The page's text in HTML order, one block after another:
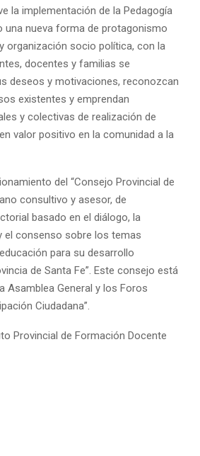
la implementación de la Pedagogía
una nueva forma de protagonismo
organización socio política, con la
docentes y familias se
deseos y motivaciones, reconozcan
existentes y emprendan
y colectivas de realización de
valor positivo en la comunidad a la
del “Consejo Provincial de
consultivo y asesor, de
basado en el diálogo, la
el consenso sobre los temas
para su desarrollo
de Santa Fe”. Este consejo está
Asamblea General y los Foros
Ciudadana”.
Provincial de Formación Docente